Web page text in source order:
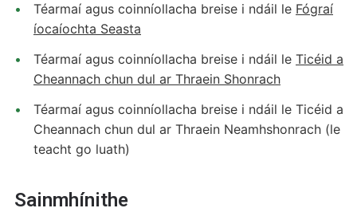
Téarmaí agus coinníollacha breise i ndáil le Fógraí
íocaíochta Seasta
Téarmaí agus coinníollacha breise i ndáil le Ticéid a
Cheannach chun dul ar Thraein Shonrach
Téarmaí agus coinníollacha breise i ndáil le Ticéid a
Cheannach chun dul ar Thraein Neamhshonrach (le
teacht go luath)
Sainmhínithe